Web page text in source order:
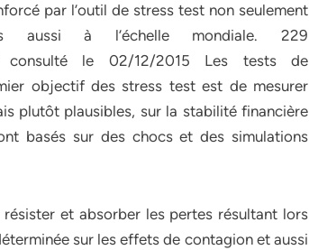
par l’outil de stress test non seulement
à l’échelle mondiale. 229
consulté le 02/12/2015 Les tests de
objectif des stress test est de mesurer
plutôt plausibles, sur la stabilité financière
basés sur des chocs et des simulations
et absorber les pertes résultant lors
sur les effets de contagion et aussi